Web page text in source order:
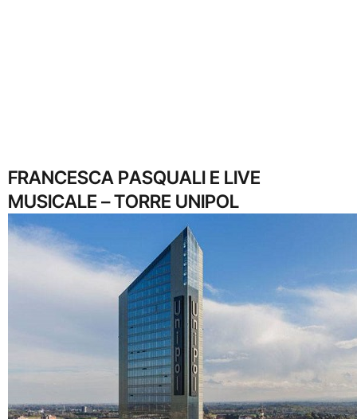
FRANCESCA PASQUALI E LIVE
MUSICALE – TORRE UNIPOL